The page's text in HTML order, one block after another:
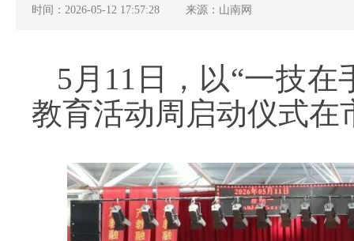
时间：2026-05-12 17:57:28 来源：山南网
5月11日，以“一技
教育活动周启动仪式在